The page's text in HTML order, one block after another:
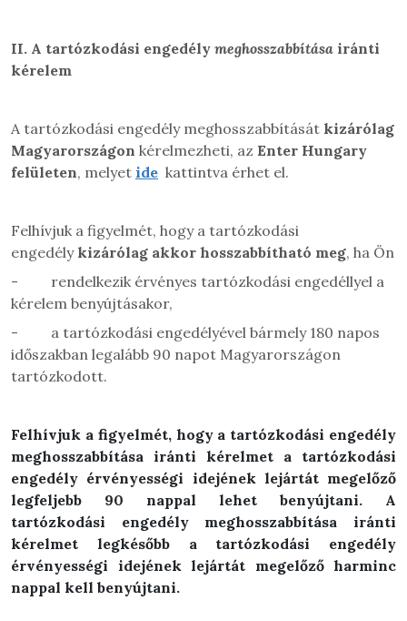
II. A tartózkodási engedély meghosszabbítása iránti
kérelem
A tartózkodási engedély meghosszabbítását kizárólag
Magyarországon kérelmezheti, az Enter Hungary
felületen, melyet ide kattintva érhet el.
Felhívjuk a figyelmét, hogy a tartózkodási
engedély kizárólag akkor hosszabbítható meg, ha Ön
-
rendelkezik érvényes tartózkodási engedéllyel a
kérelem benyújtásakor,
-
a tartózkodási engedélyével bármely 180 napos
időszakban legalább 90 napot Magyarországon
tartózkodott.
Felhívjuk a figyelmét, hogy a tartózkodási engedély
meghosszabbítása iránti kérelmet a tartózkodási
engedély érvényességi idejének lejártát megelőző
legfeljebb 90 nappal lehet benyújtani. A
tartózkodási engedély meghosszabbítása iránti
kérelmet legkésőbb a tartózkodási engedély
érvényességi idejének lejártát megelőző harminc
nappal kell benyújtani.